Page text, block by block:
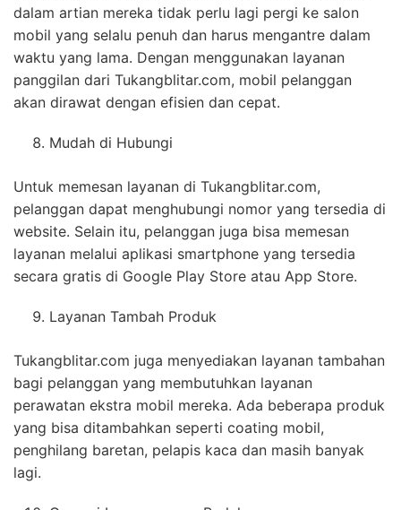
dalam artian mereka tidak perlu lagi pergi ke salon
mobil yang selalu penuh dan harus mengantre dalam
waktu yang lama. Dengan menggunakan layanan
panggilan dari Tukangblitar.com, mobil pelanggan
akan dirawat dengan efisien dan cepat.
Mudah di Hubungi
Untuk memesan layanan di Tukangblitar.com,
pelanggan dapat menghubungi nomor yang tersedia di
website. Selain itu, pelanggan juga bisa memesan
layanan melalui aplikasi smartphone yang tersedia
secara gratis di Google Play Store atau App Store.
Layanan Tambah Produk
Tukangblitar.com juga menyediakan layanan tambahan
bagi pelanggan yang membutuhkan layanan
perawatan ekstra mobil mereka. Ada beberapa produk
yang bisa ditambahkan seperti coating mobil,
penghilang baretan, pelapis kaca dan masih banyak
lagi.